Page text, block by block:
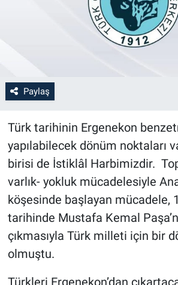
Paylaş
Türk tarihinin Ergenekon
yapılabilecek dönüm noktaları
birisi de İstiklâl Harbimizdir.
varlık- yokluk mücadelesiyle
köşesinde başlayan mücadele,
tarihinde Mustafa Kemal
çıkmasıyla Türk milleti için bir
olmuştu.
Türkleri Ergenekon’dan